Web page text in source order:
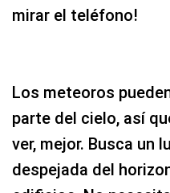
mirar el teléfono!
Los meteoros
parte del cielo, así
ver, mejor. Busca un
despejada del